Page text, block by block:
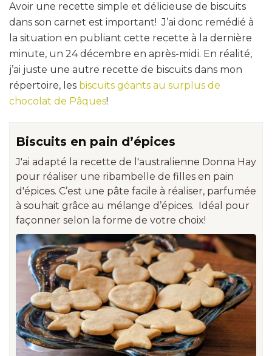
Avoir une recette simple et délicieuse de biscuits
dans son carnet est important! J’ai donc remédié à
la situation en publiant cette recette à la dernière
minute, un 24 décembre en après-midi. En réalité,
j’ai juste une autre recette de biscuits dans mon
répertoire, les biscuits géants au surplus de
chocolat de Pâques!
Biscuits en pain d’épices
J'ai adapté la recette de l'australienne Donna Hay
pour réaliser une ribambelle de filles en pain
d'épices. C’est une pâte facile à réaliser, parfumée
à souhait grâce au mélange d’épices. Idéal pour
façonner selon la forme de votre choix!